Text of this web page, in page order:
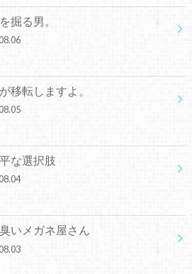
掘る男。
移転しますよ。
な選択肢
いメガネ屋さん